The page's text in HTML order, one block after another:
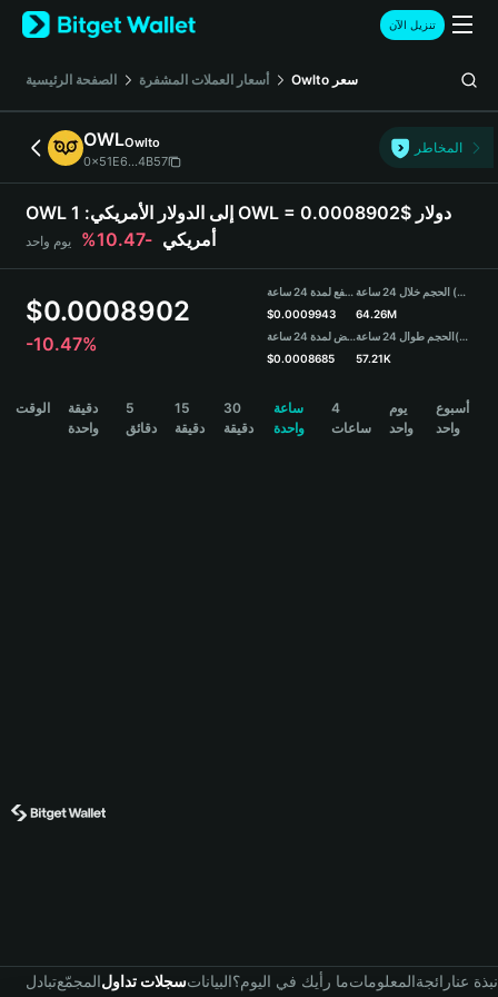
English
日本語
Русский
Español (Latinoamérica)
Türkçe
Deutsch
简体中文
Português (Portugal)
Bahasa Indonesia
বাংলা
تنزيل الآن
الصفحة الرئيسية أسعار العملات المشفرة Owlto سعر
OWLOwlto
0x51E6...4B57
المخاطر
OWL إلى الدولار الأمريكي: 1 OWL = 0.0008902$ دولار
أمريكي -10.47% يوم واحد
$0.0008902
-10.47%
مرتفع لمدة 24 ساعة
$0.0009943
منخفض لمدة 24 ساعة
$0.0008685
الحجم خلال 24 ساعة (OWL)
64.26M
الحجم طوال 24 ساعة(USDT)
57.21K
الوقت
دقيقة
واحدة
5
دقائق
15
دقيقة
30
دقيقة
ساعة
واحدة
4
ساعات
يوم
واحد
أسبوع
واحد
تبادلالمجمّعسجلات تداولالبياناتما رأيك في اليوم؟المعلوماترائجةنبذة عنا